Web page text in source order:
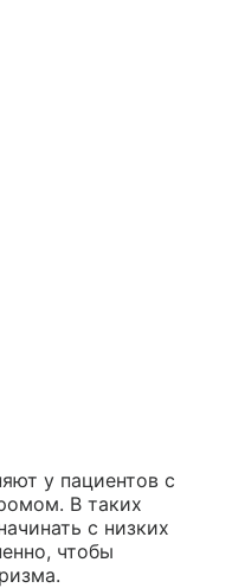
у пациентов с
В таких
с низких
чтобы